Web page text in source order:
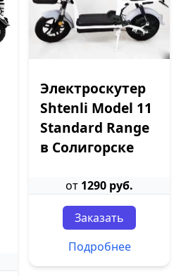
Электроскутер
Shtenli Model 11
Standard Range
в Солигорске
от 1290 руб.
Заказать
Подробнее